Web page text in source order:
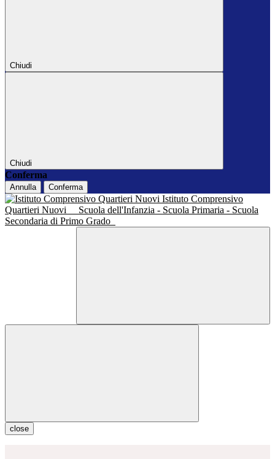
Chiudi
Chiudi
Conferma
Annulla Conferma
Istituto Comprensivo
Quartieri Nuovi
Scuola dell'Infanzia - Scuola Primaria - Scuola
Secondaria di Primo Grado
close